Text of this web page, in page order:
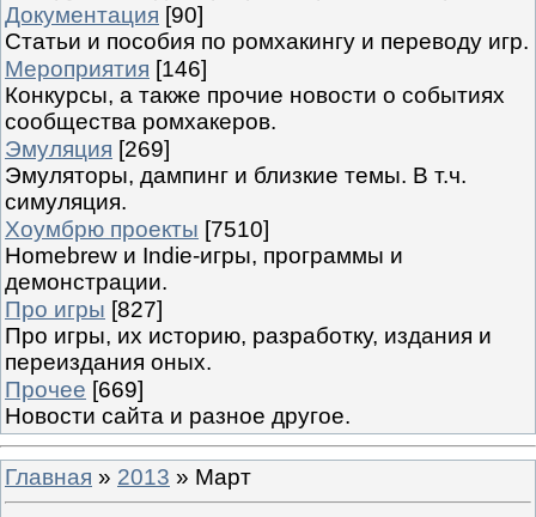
Документация [90]
Статьи и пособия по ромхакингу и переводу игр.
Мероприятия [146]
Конкурсы, а также прочие новости о событиях
сообщества ромхакеров.
Эмуляция [269]
Эмуляторы, дампинг и близкие темы. В т.ч.
симуляция.
Хоумбрю проекты [7510]
Homebrew и Indie-игры, программы и
демонстрации.
Про игры [827]
Про игры, их историю, разработку, издания и
переиздания оных.
Прочее [669]
Новости сайта и разное другое.
Главная » 2013 » Март